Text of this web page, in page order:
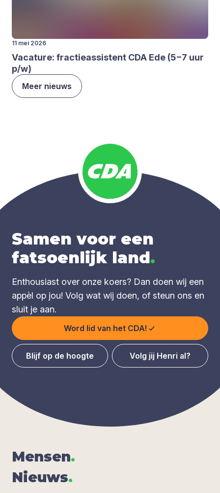
11 mei 2026
Vaca­tu­re: frac­tie­as­sis­tent CDA Ede (5−7 uur
p/​w)
Meer nieuws
Samen voor een
fatsoenlijk land.
Enthousiast over onze koers? Dan doen wij een
appèl op jou! Volg wat wij doen, of steun ons en
sluit je aan.
Word lid van het CDA!
Blijf op de hoogte Volg jij Henri al?
Men­sen.
Nieuws.